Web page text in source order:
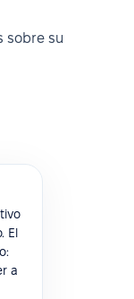
sobre su
El
a